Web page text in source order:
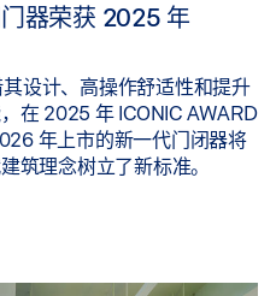
器荣获 2025 年
设计、高操作舒适性和提升
在 2025 年 ICONIC AWARD
年上市的新一代门闭器将
筑理念树立了新标准。